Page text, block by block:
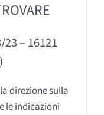
– 16121
direzione sulla
le indicazioni